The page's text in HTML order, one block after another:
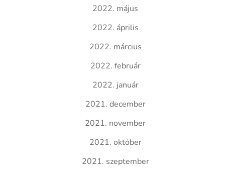
2022. május
2022. április
2022. március
2022. február
2022. január
2021. december
2021. november
2021. október
2021. szeptember